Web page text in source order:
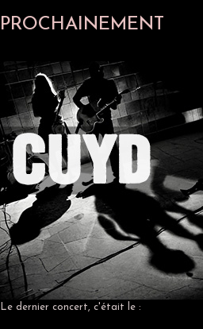
PROCHAINEMENT
Le dernier concert, c'était le :